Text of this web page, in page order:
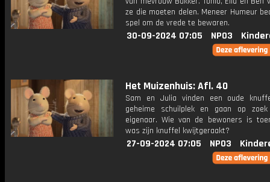
ze die moeten delen. Meneer Humeur
spel om de vrede te bewaren.
30-09-2024 07:05 NPO3
Het Muizenhuis: Afl. 40
Sam en Julia vinden een oude
geheime schuilplek en gaan op
eigenaar. Wie van de bewoners is
was zijn knuffel kwijtgeraakt?
27-09-2024 07:05 NPO3